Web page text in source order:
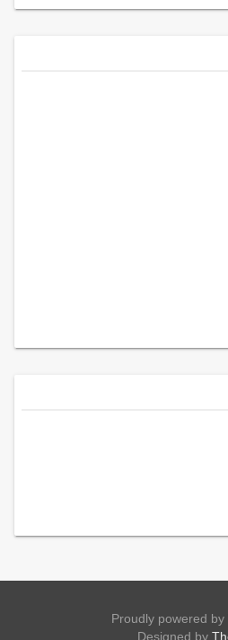
Proudly powered by
Designed by